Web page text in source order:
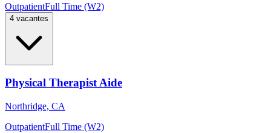
OutpatientFull Time (W2)
4 vacantes
Physical Therapist Aide
Northridge, CA
OutpatientFull Time (W2)